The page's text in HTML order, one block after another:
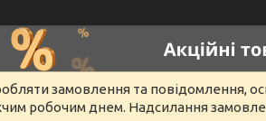
замовлення та повідомлення,
робочим днем. Надсилання